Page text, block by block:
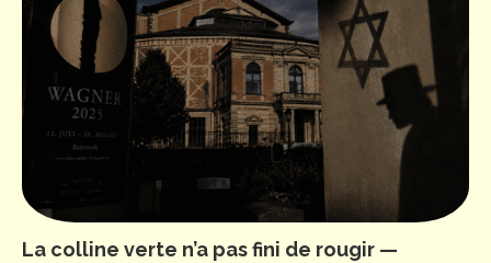
La colline verte n’a pas fini de rougir —